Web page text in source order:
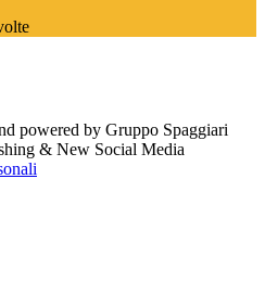
powered by Gruppo Spaggiari
& New Social Media